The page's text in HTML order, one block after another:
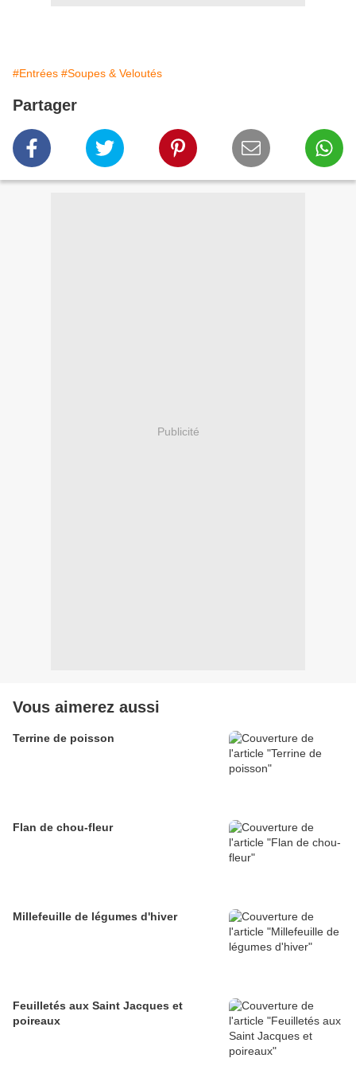
#Entrées #Soupes & Veloutés
Partager
Publicité
Vous aimerez aussi
Terrine de poisson
Flan de chou-fleur
Millefeuille de légumes d'hiver
Feuilletés aux Saint Jacques et
poireaux